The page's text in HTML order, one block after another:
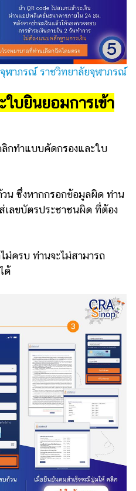
ฬาภรณ์ ราชวิทยาลัยจุฬาภรณ์
บยินยอมการเข้า
กทำแบบคัดกรองและใบ
น ซึ่งหากกรอกข้อมูลผิด ท่าน
เลขบัตรประชาชนผิด ที่ต้อง
ม่ครบ ท่านจะไม่สามารถ
ด้